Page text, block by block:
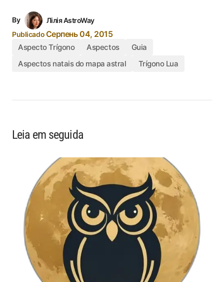
By
Лілія AstroWay
PublicadoСерпень 04, 2015
Aspecto Trígono Aspectos
Guia
Aspectos natais do mapa astral
Trígono Lua
Leia em seguida